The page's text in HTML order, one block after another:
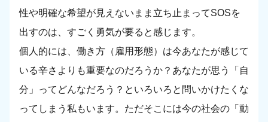
性や明確な希望が見えないまま立ち止まってSOSを
出すのは、すごく勇気が要ると感じます。
個人的には、働き方（雇用形態）は今あなたが感じて
いる辛さよりも重要なのだろうか？あなたが思う「自
分」ってどんなだろう？といろいろと問いかけたくな
ってしまう私もいます。ただそこには今の社会の「動